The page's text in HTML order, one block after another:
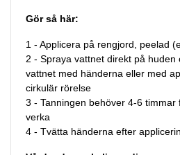
Gör så här:
1 - Applicera på rengjord, peelad
2 - Spraya vattnet direkt på huden
vattnet med händerna eller med
cirkulär rörelse
3 - Tanningen behöver 4-6 timmar
verka
4 - Tvätta händerna efter